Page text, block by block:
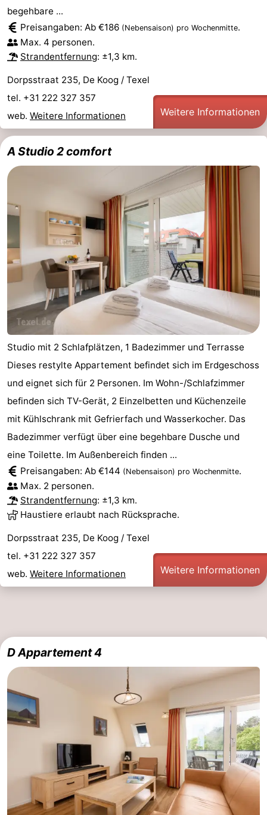
Zandvoort
Wetter
Kontakt
begehbare ...
Preisangaben: Ab €186 (Nebensaison) pro Wochenmitte.
Max. 4 personen.
Strandentfernung: ±1,3 km.
Dorpsstraat 235, De Koog / Texel
tel. +31 222 327 357
web. Weitere Informationen Weitere Informationen
A Studio 2 comfort
Studio mit 2 Schlafplätzen, 1 Badezimmer und Terrasse
Dieses restylte Appartement befindet sich im Erdgeschoss
und eignet sich für 2 Personen. Im Wohn-/Schlafzimmer
befinden sich TV-Gerät, 2 Einzelbetten und Küchenzeile
mit Kühlschrank mit Gefrierfach und Wasserkocher. Das
Badezimmer verfügt über eine begehbare Dusche und
eine Toilette. Im Außenbereich finden ...
Preisangaben: Ab €144 (Nebensaison) pro Wochenmitte.
Max. 2 personen.
Strandentfernung: ±1,3 km.
Haustiere erlaubt nach Rücksprache.
Dorpsstraat 235, De Koog / Texel
tel. +31 222 327 357
web. Weitere Informationen Weitere Informationen
D Appartement 4